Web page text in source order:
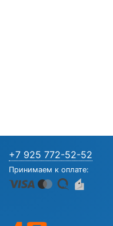
+7 925 772-52-52
Принимаем к оплате: